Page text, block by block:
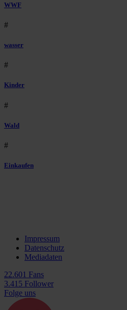
WWF
#
wasser
#
Kinder
#
Wald
#
Einkaufen
Impressum
Datenschutz
Mediadaten
22.601 Fans
3.415 Follower
Folge uns